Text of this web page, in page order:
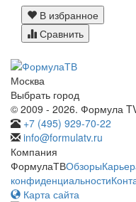
В избранное
Сравнить
Москва
Выбрать город
© 2009 - 2026. Формула
+7 (495) 929-70-22
info@formulatv.ru
Компания
ФормулаТВОбзоры
конфиденциальности
Карта сайта